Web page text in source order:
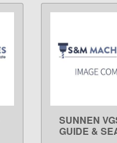
SUNNEN
GUIDE &